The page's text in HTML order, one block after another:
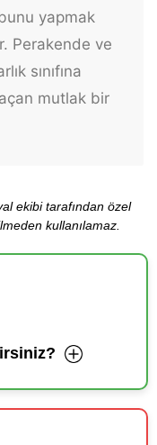
yapmak
Perakende ve
sınıfına
mutlak bir
ekibi tarafından özel
kullanılamaz.